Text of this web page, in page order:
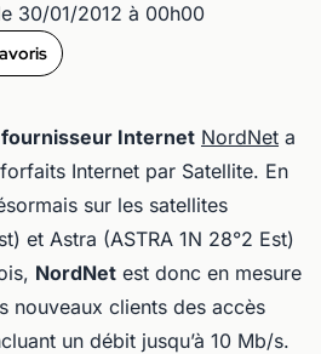
30/01/2012 à 00h00
fournisseur Internet NordNet a
Internet par Satellite. En
sur les satellites
et Astra (ASTRA 1N 28°2 Est)
NordNet est donc en mesure
nouveaux clients des accès
un débit jusqu’à 10 Mb/s.